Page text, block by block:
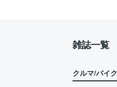
雑誌一覧
クルマ/バイク